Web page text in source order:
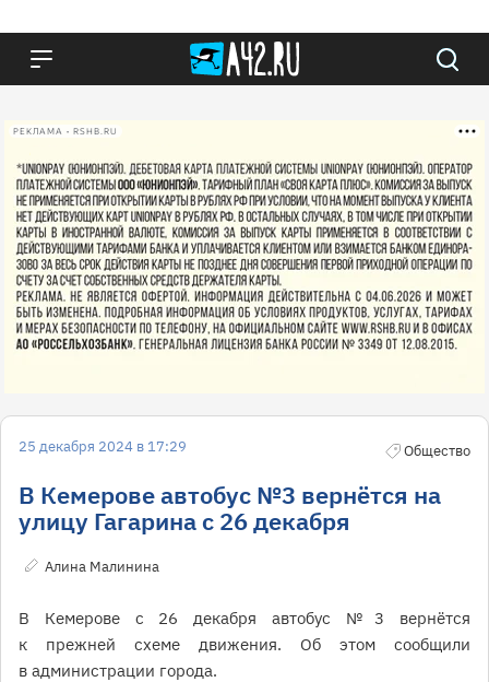
РЕКЛАМА • RSHB.RU
25 декабря 2024 в 17:29 Общество
В Кемерове автобус №3 вернётся на
улицу Гагарина с 26 декабря
Алина Малинина
В Кемерове с 26 декабря автобус № 3 вернётся
к прежней схеме движения. Об этом сообщили
в администрации города.